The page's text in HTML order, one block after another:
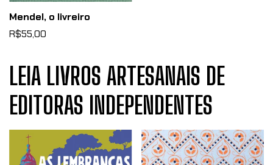
Mendel, o livreiro
R$55,00
LEIA LIVROS ARTESANAIS DE
EDITORAS INDEPENDENTES